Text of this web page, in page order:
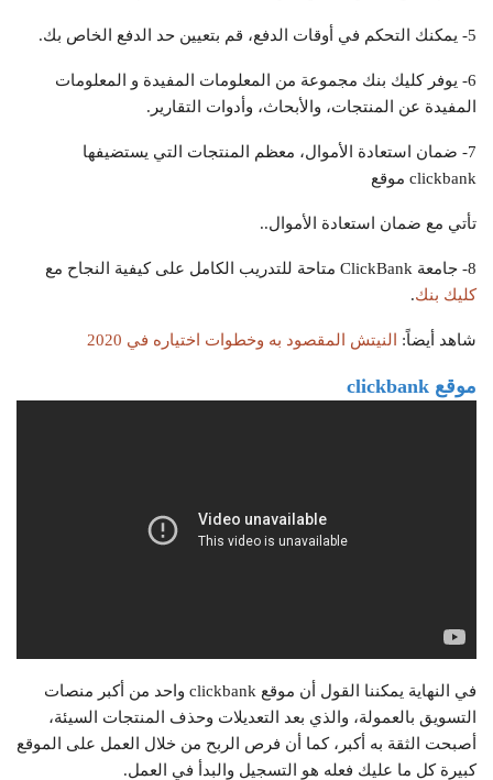
5- يمكنك التحكم في أوقات الدفع، قم بتعيين حد الدفع الخاص بك.
6- يوفر كليك بنك مجموعة من المعلومات المفيدة و المعلومات
المفيدة عن المنتجات، والأبحاث، وأدوات التقارير.
7- ضمان استعادة الأموال، معظم المنتجات التي يستضيفها
clickbank موقع
تأتي مع ضمان استعادة الأموال..
8- جامعة ClickBank متاحة للتدريب الكامل على كيفية النجاح مع
كليك بنك.
شاهد أيضاً: النيتش المقصود به وخطوات اختياره في 2020
موقع clickbank
في النهاية يمكننا القول أن موقع clickbank واحد من أكبر منصات
التسويق بالعمولة، والذي بعد التعديلات وحذف المنتجات السيئة،
أصبحت الثقة به أكبر، كما أن فرص الربح من خلال العمل على الموقع
كبيرة كل ما عليك فعله هو التسجيل والبدأ في العمل.